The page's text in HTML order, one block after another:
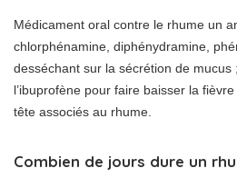
Médicament oral contre le rhume un
chlorphénamine, diphénydramine,
desséchant sur la sécrétion de
l’ibuprofène pour faire baisser la
tête associés au rhume.
Combien de jours dure un